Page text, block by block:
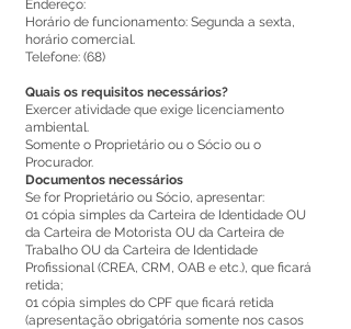
Endereço:
Horário de funcionamento: Segunda a sexta,
horário comercial.
Telefone: (68)
Quais os requisitos necessários?
Exercer atividade que exige licenciamento
ambiental.
Somente o Proprietário ou o Sócio ou o
Procurador.
Documentos necessários
Se for Proprietário ou Sócio, apresentar:
01 cópia simples da Carteira de Identidade OU
da Carteira de Motorista OU da Carteira de
Trabalho OU da Carteira de Identidade
Profissional (CREA, CRM, OAB e etc.), que ficará
retida;
01 cópia simples do CPF que ficará retida
(apresentação obrigatória somente nos casos